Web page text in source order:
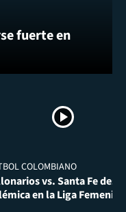
fuerte en
COLOMBIANO
vs. Santa Fe
en la Liga Femenina